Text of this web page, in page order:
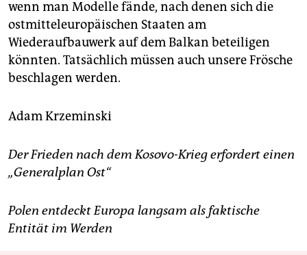
wenn man Modelle fände, nach denen sich die
ostmitteleuropäischen Staaten am
Wiederaufbauwerk auf dem Balkan beteiligen
könnten. Tatsächlich müssen auch unsere Frösche
beschlagen werden.
Adam Krzeminski
Der Frieden nach dem Kosovo-Krieg erfordert einen
„Generalplan Ost“
Polen entdeckt Europa langsam als faktische
Entität im Werden